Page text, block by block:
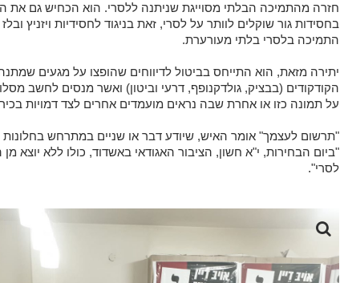
חזרה מהתמיכה הבלתי מסוייגת שניתנה ללסרי. הוא הכחיש גם את
בחסידות גור שוקלים לוותר על לסרי, זאת בניגוד לחסידיות ויזניץ
התמיכה בלסרי בלתי מעורערת.
יתירה מזאת, הוא התייחס בביטול לדיווחים שהופצו על מגעים
הקודקודים (בבציק, גולדקנופף, דרעי וביטון) ואשר מנסים לחשב
על תמונה כזו או אחרת שבה נראים מועמדים אחרים לצד דמויות
"תרשום לעצמך" אומר האיש, שיודע דבר או שניים במתרחש בחלונות
"ביום הבחירות, י"א חשון, הציבור האגודאי באשדוד, כולו ללא יוצא מן
לסרי".